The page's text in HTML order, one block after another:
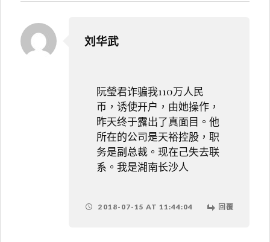
刘华武
阮瑩君诈骗我110万人民
币，诱使开户，由她操作，
昨天终于露出了真面目。他
所在的公司是天裕控股，职
务是副总裁。现在己失去联
系。我是湖南长沙人
2018-07-15 AT 11:44:04 回覆